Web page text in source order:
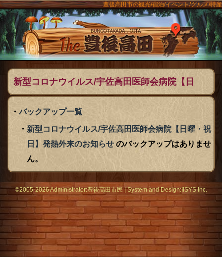
豊後高田市の観光/宿泊/イベント/グルメ/特産
The豊後
新型コロナウイルス/宇佐高田医師会病院【日
曜・祝日】発熱外来のお知らせ のバックアップ
一覧
バックアップ一覧
新型コロナウイルス/宇佐高田医師会病院【日曜・祝
日】発熱外来のお知らせ のバックアップはありませ
ん。
メニュー
©2005-2026 Administrator:豊後高田市民|Systemand Design:IISYS Inc.